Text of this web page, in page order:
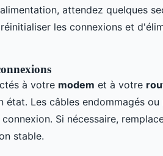
attendez quelques
les connexions et
à votre modem et à votre
état. Les câbles endommagés
Si nécessaire,
stable.